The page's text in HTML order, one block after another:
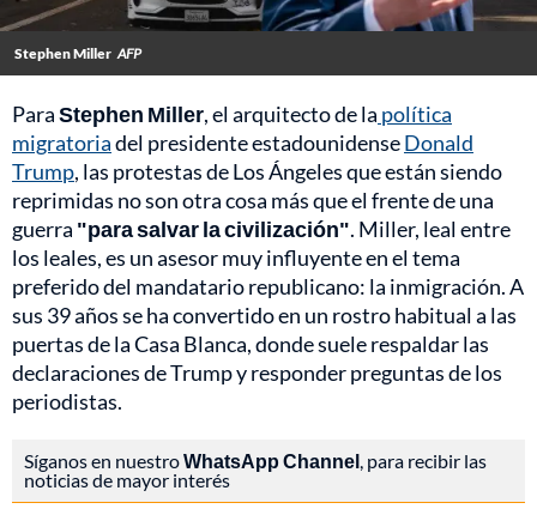
Stephen Miller AFP
ParaStephen Miller, el arquitecto de la política
migratoriadel presidente estadounidenseDonald
Trump, las protestas de Los Ángeles que están siendo
reprimidas no son otra cosa más que el frente de una
guerra "para salvar la civilización". Miller, leal entre
los leales, es un asesor muy influyente en el tema
preferido del mandatario republicano: la inmigración. A
sus 39 años se ha convertido en un rostro habitual a las
puertas de la Casa Blanca, donde suele respaldar las
declaraciones de Trump y responder preguntas de los
periodistas.
Síganos en nuestroWhatsApp Channel, para recibir las
noticias de mayor interés